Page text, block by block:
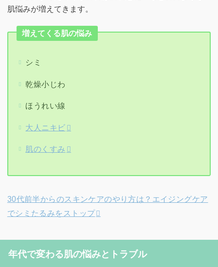
肌悩みが増えてきます。
増えてくる肌の悩み
シミ
乾燥小じわ
ほうれい線
大人ニキビ
肌のくすみ
30代前半からのスキンケアのやり方は？エイジングケア
でシミたるみをストップ
年代で変わる肌の悩みとトラブル